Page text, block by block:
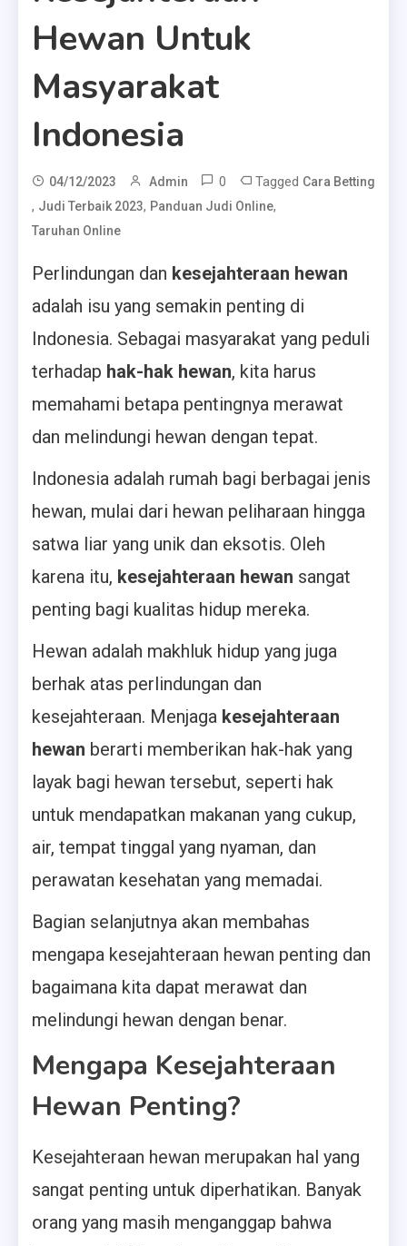
Hewan Untuk
Masyarakat
Indonesia
04/12/2023 Admin 0 Tagged Cara Betting
, Judi Terbaik 2023, Panduan Judi Online,
Taruhan Online
Perlindungan dan kesejahteraan hewan
adalah isu yang semakin penting di
Indonesia. Sebagai masyarakat yang peduli
terhadap hak-hak hewan, kita harus
memahami betapa pentingnya merawat
dan melindungi hewan dengan tepat.
Indonesia adalah rumah bagi berbagai jenis
hewan, mulai dari hewan peliharaan hingga
satwa liar yang unik dan eksotis. Oleh
karena itu, kesejahteraan hewan sangat
penting bagi kualitas hidup mereka.
Hewan adalah makhluk hidup yang juga
berhak atas perlindungan dan
kesejahteraan. Menjaga kesejahteraan
hewan berarti memberikan hak-hak yang
layak bagi hewan tersebut, seperti hak
untuk mendapatkan makanan yang cukup,
air, tempat tinggal yang nyaman, dan
perawatan kesehatan yang memadai.
Bagian selanjutnya akan membahas
mengapa kesejahteraan hewan penting dan
bagaimana kita dapat merawat dan
melindungi hewan dengan benar.
Mengapa Kesejahteraan
Hewan Penting?
Kesejahteraan hewan merupakan hal yang
sangat penting untuk diperhatikan. Banyak
orang yang masih menganggap bahwa